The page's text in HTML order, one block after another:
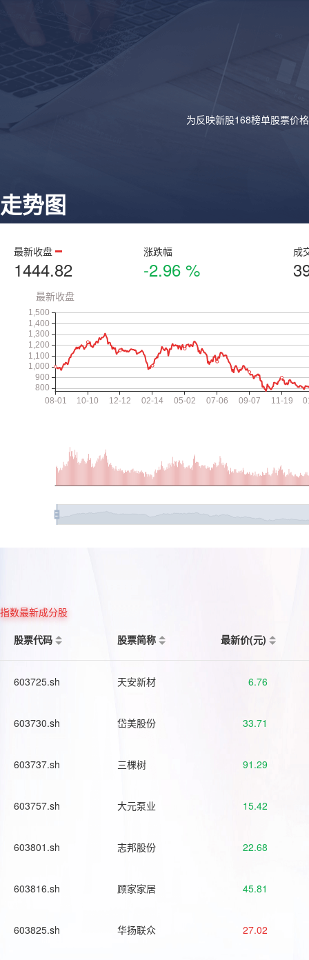
为反映新股168榜单股票价
走势图
最新收盘
1444.82
涨跌幅
-2.96 %
成
指数最新成分股
股票代码
股票简称 最新价(元)
603725.sh 天安新材 6.76
603730.sh 岱美股份 33.71
603737.sh 三棵树 91.29
603757.sh 大元泵业 15.42
603801.sh 志邦股份 22.68
603816.sh 顾家家居 45.81
603825.sh 华扬联众 27.02